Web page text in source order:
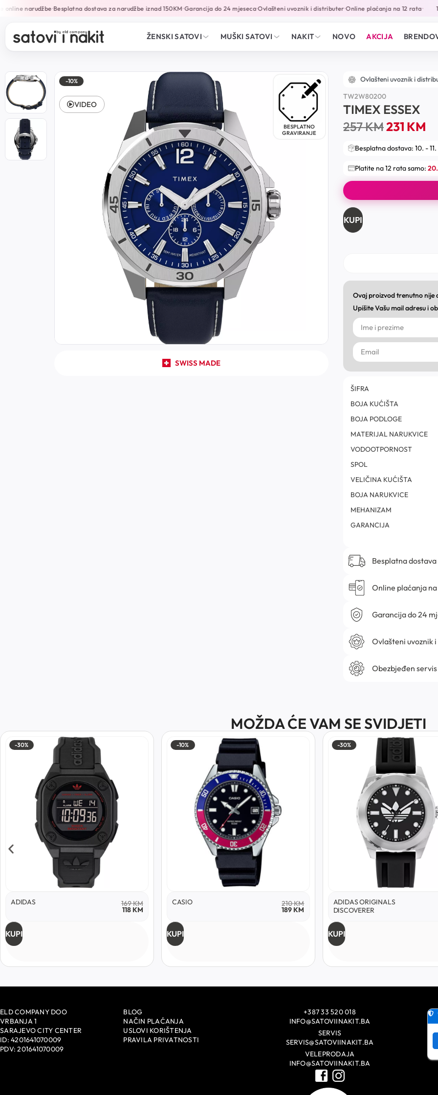
narudžbe•Besplatna dostava za narudžbe iznad 150KM•Garancija do 24 mjeseca•Ovlašteni uvoznik i distributer•Online plaćanja na 12 rata•
ŽENSKI SATOVI MUŠKI SATOVI NAKIT NOVO AKCIJA
-10%
BESPLATNO
GRAVIRANJE
SWISS MADE
VIDEO
Ovlašteni uvoznik i
TW2W80200
TIMEX ESSEX
257KM231 KM
Besplatna dostava: 10. -
Platite na 12 rata samo:
KUPI
Ovaj proizvod trenutno nije
Upišite Vašu mail adresu i
ŠIFRA
BOJA KUĆIŠTA
BOJA PODLOGE
MATERIJAL NARUKVICE
VODOOTPORNOST
SPOL
VELIČINA KUĆIŠTA
BOJA NARUKVICE
MEHANIZAM
GARANCIJA
Besplatna
Online plaćanja na
Garancija do 24
Ovlašteni uvoznik
Obezbjeđen servis
MOŽDA ĆE VAM SE SVIDJETI
-30%
ADIDAS 169KM
118 KM
KUPI
-10%
CASIO 210KM
189 KM
KUPI
-30%
ADIDAS ORIGINALS
DISCOVERER
KUPI
ELD COMPANY DOO
VRBANJA 1
SARAJEVO CITY CENTER
ID: 4201641070009
PDV: 201641070009
BLOG
NAČIN PLAĆANJA
USLOVI KORIŠTENJA
PRAVILA PRIVATNOSTI
+387 33 520 018
INFO@SATOVIINAKIT.BA
SERVIS
SERVIS@SATOVIINAKIT.BA
VELEPRODAJA
INFO@SATOVIINAKIT.BA